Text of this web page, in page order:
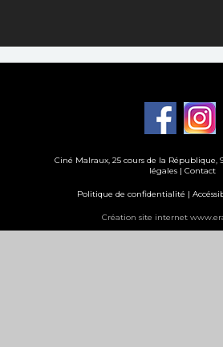
Ciné Malraux, 25 cours de la République,
légales | Contact
Politique de confidentialité |
Création site internet